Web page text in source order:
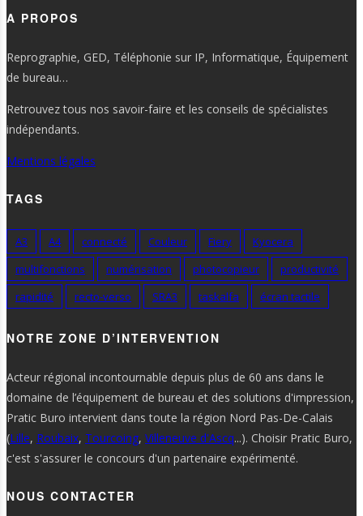
A PROPOS
Reprographie, GED, Téléphonie sur IP, Informatique, Équipement
de bureau…
Retrouvez tous nos savoir-faire et les conseils de spécialistes
indépendants.
Mentions légales
TAGS
A3 A4 connecté Couleur Fiery
Kyocera
multifonctions
numérisation photocopieur
productivité
rapidité
recto-verso SRA3 taskalfa écran tactile
NOTRE ZONE D’INTERVENTION
Acteur régional incontournable depuis plus de 60 ans dans le
domaine de l’équipement de bureau et des solutions d'impression,
Pratic Buro intervient dans toute la région Nord Pas-De-Calais
(Lille, Roubaix, Tourcoing, Villeneuve d'Ascq...). Choisir Pratic Buro,
c'est s'assurer le concours d'un partenaire expérimenté.
NOUS CONTACTER